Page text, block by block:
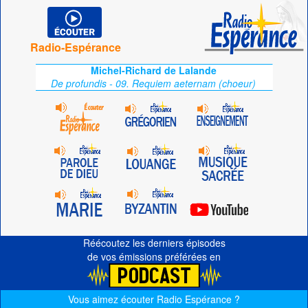
Radio-Espérance
Michel-Richard de Lalande
De profundis - 09. Requiem aeternam (choeur)
Réécoutez les derniers épisodes
de vos émissions préférées en
Vous aimez écouter Radio Espérance ?